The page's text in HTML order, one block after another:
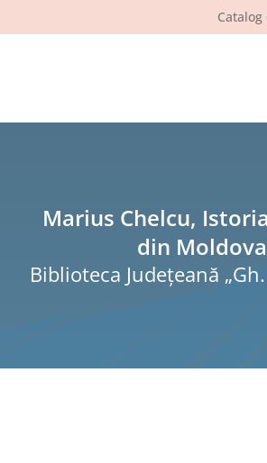
Marius Chelcu,
din Moldova
Biblioteca Judeţeană